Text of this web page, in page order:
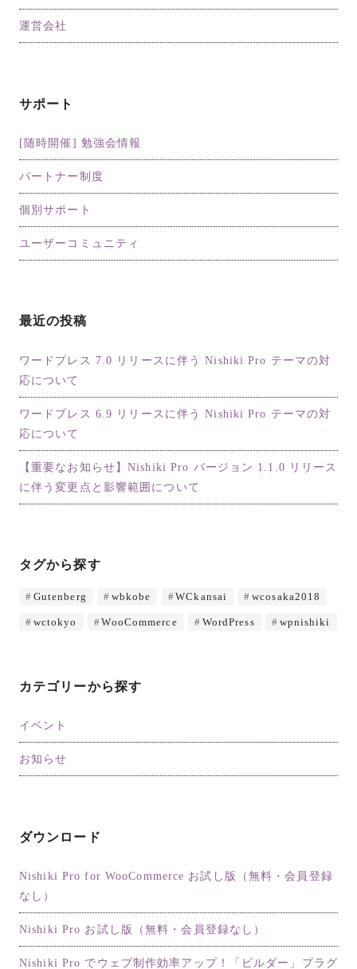
運営会社
サポート
[随時開催] 勉強会情報
パートナー制度
個別サポート
ユーザーコミュニティ
最近の投稿
ワードプレス 7.0 リリースに伴う Nishiki Pro テーマの対
応について
ワードプレス 6.9 リリースに伴う Nishiki Pro テーマの対
応について
【重要なお知らせ】Nishiki Pro バージョン 1.1.0 リリース
に伴う変更点と影響範囲について
タグから探す
Gutenberg wbkobe WCkansai wcosaka2018
wctokyo WooCommerce WordPress wpnishiki
カテゴリーから探す
イベント
お知らせ
ダウンロード
Nishiki Pro for WooCommerce お試し版（無料・会員登録
なし）
Nishiki Pro お試し版（無料・会員登録なし）
Nishiki Pro でウェブ制作効率アップ！「ビルダー」プラグ
マニュアル検索
お気軽に入力してください